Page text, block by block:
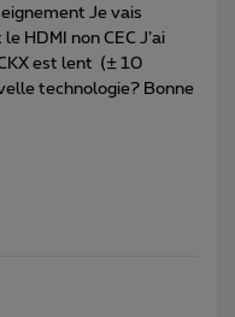
Je vais
HDMI non CEC J’ai
est lent (± 10
technologie? Bonne